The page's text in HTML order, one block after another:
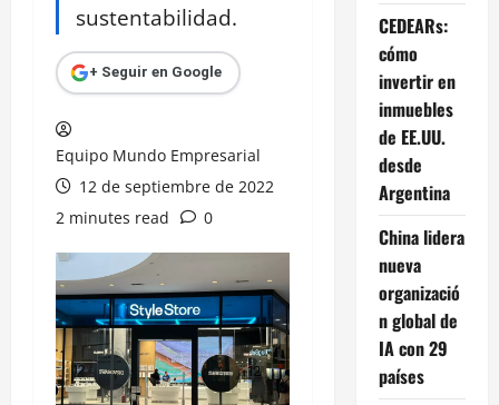
sustentabilidad.
+ Seguir en Google
Equipo Mundo Empresarial
12 de septiembre de 2022
2 minutes read
0
CEDEARs:
cómo
invertir en
inmuebles
de EE.UU.
desde
Argentina
China lidera
nueva
organizació
n global de
IA con 29
países